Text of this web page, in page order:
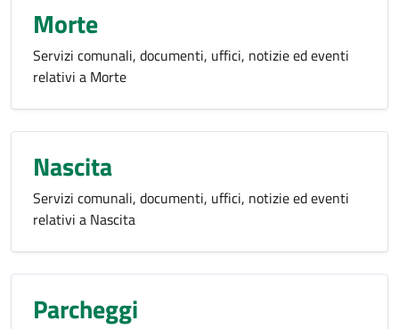
Morte
Servizi comunali, documenti, uffici, notizie ed eventi
relativi a Morte
Nascita
Servizi comunali, documenti, uffici, notizie ed eventi
relativi a Nascita
Parcheggi